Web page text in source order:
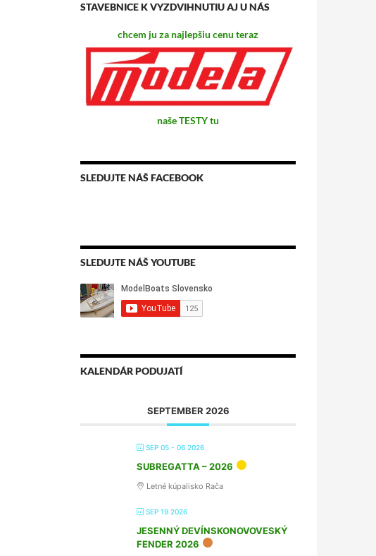
STAVEBNICE K VYZDVIHNUTIU AJ U NÁS
chcem ju za najlepšiu cenu teraz
naše TESTY tu
SLEDUJTE NÁŠ FACEBOOK
SLEDUJTE NÁŠ YOUTUBE
KALENDÁR PODUJATÍ
SEPTEMBER 2026
SEP 05 - 06 2026
SUBREGATTA – 2026
Letné kúpalisko Rača
SEP 19 2026
JESENNÝ DEVÍNSKONOVOVESKÝ
FENDER 2026